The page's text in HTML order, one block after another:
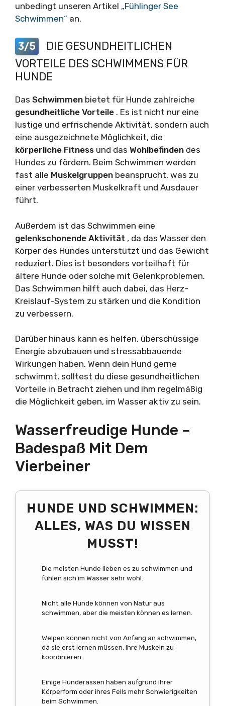
unbedingt unseren Artikel „Fühlinger See
Schwimmen“ an.
3/5
DIE GESUNDHEITLICHEN
VORTEILE DES SCHWIMMENS FÜR
HUNDE
Das Schwimmen bietet für Hunde zahlreiche
gesundheitliche Vorteile . Es ist nicht nur eine
lustige und erfrischende Aktivität, sondern auch
eine ausgezeichnete Möglichkeit, die
körperliche Fitness und das Wohlbefinden des
Hundes zu fördern. Beim Schwimmen werden
fast alle Muskelgruppen beansprucht, was zu
einer verbesserten Muskelkraft und Ausdauer
führt.
Außerdem ist das Schwimmen eine
gelenkschonende Aktivität , da das Wasser den
Körper des Hundes unterstützt und das Gewicht
reduziert. Dies ist besonders vorteilhaft für
ältere Hunde oder solche mit Gelenkproblemen.
Das Schwimmen hilft auch dabei, das Herz-
Kreislauf-System zu stärken und die Kondition
zu verbessern.
Darüber hinaus kann es helfen, überschüssige
Energie abzubauen und stressabbauende
Wirkungen haben. Wenn dein Hund gerne
schwimmt, solltest du diese gesundheitlichen
Vorteile in Betracht ziehen und ihm regelmäßig
die Möglichkeit geben, im Wasser aktiv zu sein.
Wasserfreudige Hunde –
Badespaß Mit Dem
Vierbeiner
HUNDE UND SCHWIMMEN:
ALLES, WAS DU WISSEN
MUSST!
Die meisten Hunde lieben es zu schwimmen und
fühlen sich im Wasser sehr wohl.
Nicht alle Hunde können von Natur aus
schwimmen, aber die meisten können es lernen.
Welpen können nicht von Anfang an schwimmen,
da sie erst lernen müssen, ihre Muskeln zu
koordinieren.
Einige Hunderassen haben aufgrund ihrer
Körperform oder ihres Fells mehr Schwierigkeiten
beim Schwimmen.